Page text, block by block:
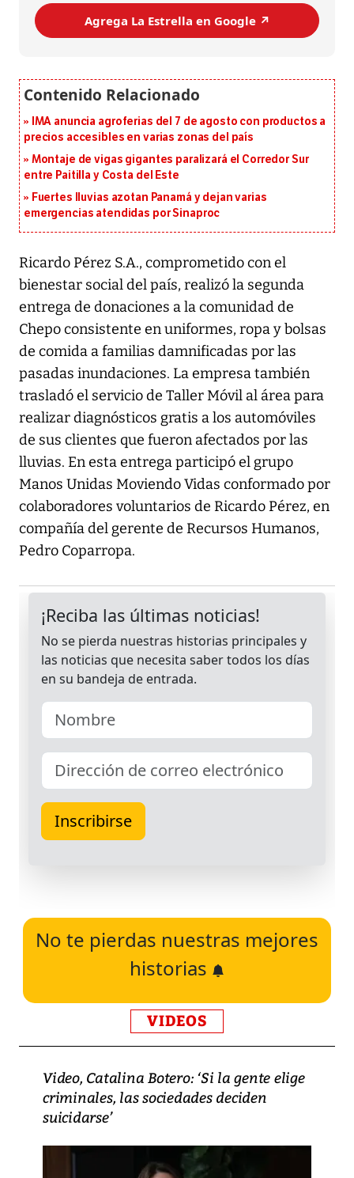
Agrega La Estrella en Google ↗️
IMA anuncia agroferias del 7 de agosto con productos a
precios accesibles en varias zonas del país
Montaje de vigas gigantes paralizará el Corredor Sur
entre Paitilla y Costa del Este
Fuertes lluvias azotan Panamá y dejan varias
emergencias atendidas por Sinaproc
Ricardo Pérez S.A., comprometido con el
bienestar social del país, realizó la segunda
entrega de donaciones a la comunidad de
Chepo consistente en uniformes, ropa y bolsas
de comida a familias damnificadas por las
pasadas inundaciones. La empresa también
trasladó el servicio de Taller Móvil al área para
realizar diagnósticos gratis a los automóviles
de sus clientes que fueron afectados por las
lluvias. En esta entrega participó el grupo
Manos Unidas Moviendo Vidas conformado por
colaboradores voluntarios de Ricardo Pérez, en
compañía del gerente de Recursos Humanos,
Pedro Coparropa.
No te pierdas nuestras mejores
historias
VIDEOS
Video, Catalina Botero: ‘Si la gente elige
criminales, las sociedades deciden
suicidarse’